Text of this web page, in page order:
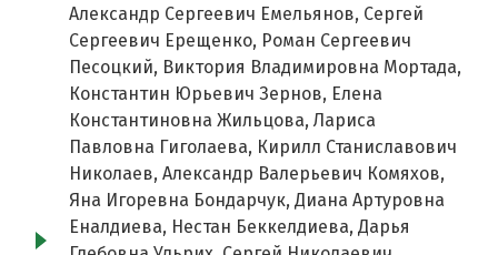
Александр Сергеевич Емельянов, Сергей
Сергеевич Ерещенко, Роман Сергеевич
Песоцкий, Виктория Владимировна Мортада,
Константин Юрьевич Зернов, Елена
Константиновна Жильцова, Лариса
Павловна Гиголаева, Кирилл Станиславович
Николаев, Александр Валерьевич Комяхов,
Яна Игоревна Бондарчук, Диана Артуровна
Еналдиева, Нестан Беккелдиева, Дарья